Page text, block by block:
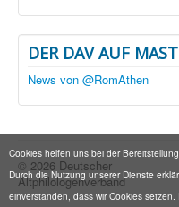
Cookies helfen uns bei der
Durch die Nutzung unserer Dienste
einverstanden, dass wir Cookies setzen.
DER DAV AUF
News von @RomAthen
© 2026 Deutscher
Altphilologenverband